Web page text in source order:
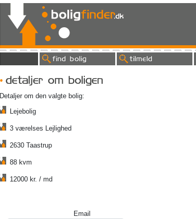
find bolig tilmeld
detaljer om boligen
Detaljer om den valgte bolig:
Lejebolig
3 værelses Lejlighed
2630 Taastrup
88 kvm
12000 kr. / md
Email